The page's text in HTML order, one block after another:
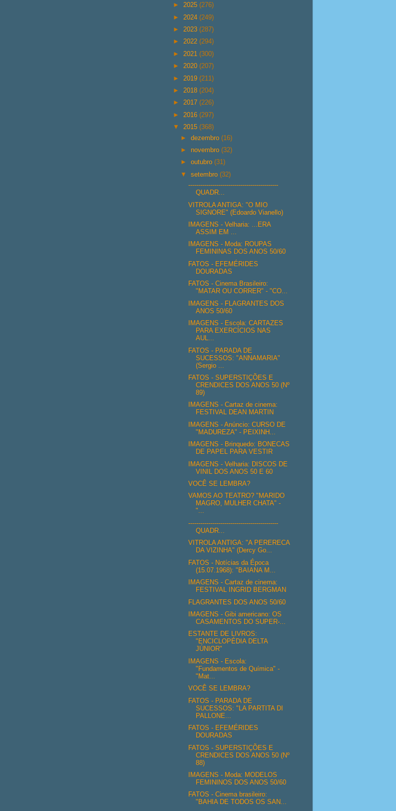
► 2025 (276)
► 2024 (249)
► 2023 (287)
► 2022 (294)
► 2021 (300)
► 2020 (207)
► 2019 (211)
► 2018 (204)
► 2017 (226)
► 2016 (297)
▼ 2015 (368)
►dezembro(16)
► novembro(32)
►outubro(31)
▼setembro(32)
---------------------------------------------
QUADR...
VITROLA ANTIGA: "O MIO
SIGNORE" (Edoardo Vianello)
IMAGENS - Velharia: ...ERA
ASSIM EM ...
IMAGENS - Moda: ROUPAS
FEMININAS DOS ANOS 50/60
FATOS - EFEMÉRIDES
DOURADAS
FATOS - Cinema Brasileiro:
"MATAR OU CORRER" - "CO...
IMAGENS - FLAGRANTES DOS
ANOS 50/60
IMAGENS - Escola: CARTAZES
PARA EXERCÍCIOS NAS
AUL...
FATOS - PARADA DE
SUCESSOS: "ANNAMARIA"
(Sergio ...
FATOS - SUPERSTIÇÕES E
CRENDICES DOS ANOS 50 (Nº
89)
IMAGENS - Cartaz de cinema:
FESTIVAL DEAN MARTIN
IMAGENS - Anúncio: CURSO DE
"MADUREZA" - PEIXINH...
IMAGENS - Brinquedo: BONECAS
DE PAPEL PARA VESTIR
IMAGENS - Velharia: DISCOS DE
VINIL DOS ANOS 50 E 60
VOCÊ SE LEMBRA?
VAMOS AO TEATRO? "MARIDO
MAGRO, MULHER CHATA" -
"...
---------------------------------------------
QUADR...
VITROLA ANTIGA: "A PERERECA
DA VIZINHA" (Dercy Go...
FATOS - Notícias da Época
(15.07.1968): "BAIANA M...
IMAGENS - Cartaz de cinema:
FESTIVAL INGRID BERGMAN
FLAGRANTES DOS ANOS 50/60
IMAGENS - Gibi americano: OS
CASAMENTOS DO SUPER-...
ESTANTE DE LIVROS:
"ENCICLOPÉDIA DELTA
JÚNIOR"
IMAGENS - Escola:
"Fundamentos de Química" -
"Mat...
VOCÊ SE LEMBRA?
FATOS - PARADA DE
SUCESSOS: "LA PARTITA DI
PALLONE...
FATOS - EFEMÉRIDES
DOURADAS
FATOS - SUPERSTIÇÕES E
CRENDICES DOS ANOS 50 (Nº
88)
IMAGENS - Moda: MODELOS
FEMININOS DOS ANOS 50/60
FATOS - Cinema brasileiro:
"BAHIA DE TODOS OS SAN...